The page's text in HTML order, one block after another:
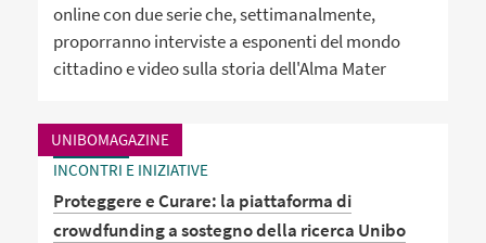
online con due serie che, settimanalmente,
proporranno interviste a esponenti del mondo
cittadino e video sulla storia dell'Alma Mater
UNIBOMAGAZINE
INCONTRI E INIZIATIVE
Proteggere e Curare: la piattaforma di
crowdfunding a sostegno della ricerca Unibo